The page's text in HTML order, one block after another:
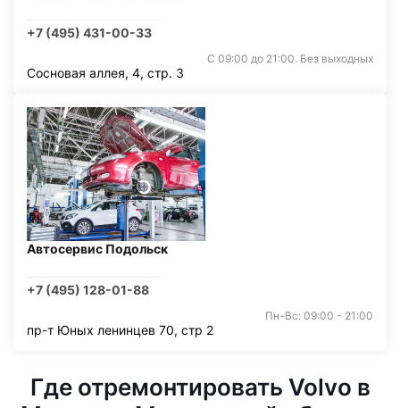
+7 (495) 431-00-33
С 09:00 до 21:00. Без выходных
Сосновая аллея, 4, стр. 3
Автосервис Подольск
+7 (495) 128-01-88
Пн-Вс: 09:00 - 21:00
пр-т Юных ленинцев 70, стр 2
Где отремонтировать Volvo в